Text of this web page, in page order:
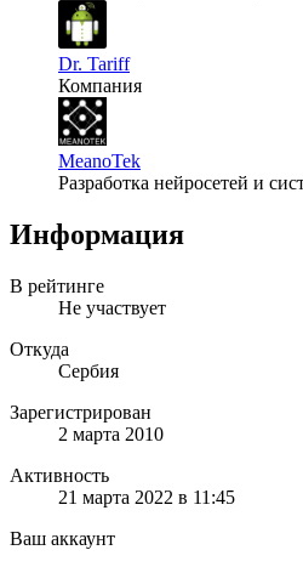
Dr. Tariff
Компания
MeanoTek
Разработка нейросетей и
Информация
В рейтинге
Не участвует
Откуда
Сербия
Зарегистрирован
2 марта 2010
Активность
21 марта 2022 в 11:45
Ваш аккаунт